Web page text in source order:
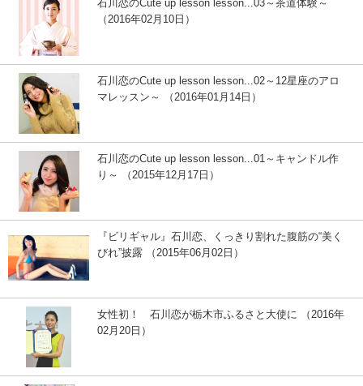
石川恋のCute up lesson lesson...03～茶道体験～
（2016年02月10日）
石川恋のCute up lesson lesson...02～12星座のアロ
マレッスン～ （2016年01月14日）
石川恋のCute up lesson lesson...01～キャンドル作
り～ （2015年12月17日）
『ビリギャル』石川恋、くっきり割れた腹筋の“美く
びれ”披露 （2015年06月02日）
女性初！ 石川恋が栃木市ふるさと大使に （2016年
02月20日）